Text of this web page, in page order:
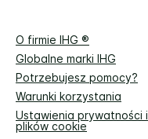
O firmie IHG ®
Globalne marki IHG
Potrzebujesz pomocy?
Warunki korzystania
Ustawienia prywatności i
plików cookie